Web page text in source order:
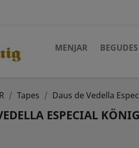
MENJAR BEGUDES
Tapes Daus de Vedella
ESPECIAL KÖNIG